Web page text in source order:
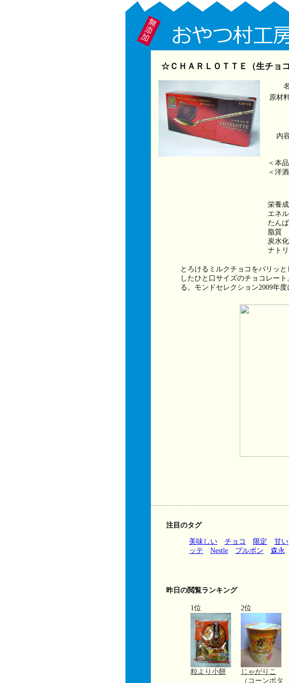
☆ＣＨＡＲＬＯＴＴＥ（生チョ
原材
内
＜本
＜洋
栄養
エネ
たん
脂質
炭水
ナト
とろけるミルクチョコをパリッ
したひと口サイズのチョコレー
る。モンドセレクション2009年
注目のタグ
美味しい チョコ 限定 甘い
ッテ
Nestle ブルボン 森永
昨日の閲覧ランキング
1位
粒より小餅
2位
じゃがりこ
（コーンポタ